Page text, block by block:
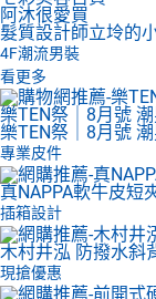
阿沐很愛買
髮質設計師立坽的
4F潮流男裝
看更多
樂TEN祭｜8月號
樂TEN祭｜8月號
專業皮件
真NAPPA軟牛皮短
插箱設計
木村井泓 防撥水斜
現搶優惠